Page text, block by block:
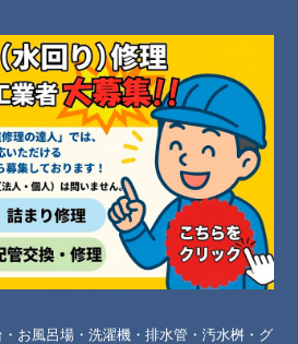
お風呂場・洗濯機・排水管・汚水桝・グ